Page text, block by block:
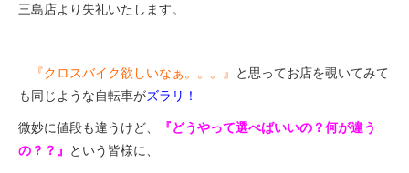
Norwayシリーズ
eVita
コンテンツ
三島店より失礼いたします。
『クロスバイク欲しいなぁ。。。』
と思ってお店を覗いてみて
も同じような自転車がズラリ！
微妙に値段も違うけど、
『どうやって選べばいいの？何が違う
の？？』
という皆様に、